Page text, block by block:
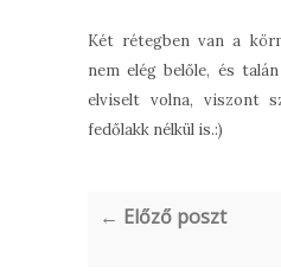
Két rétegben van a
nem elég belőle, és
elviselt volna, viszont
fedőlakk nélkül is.:)
← Előző poszt